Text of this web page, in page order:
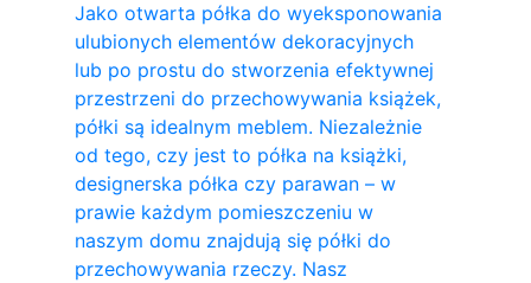
Jako otwarta półka do wyeksponowania
ulubionych elementów dekoracyjnych
lub po prostu do stworzenia efektywnej
przestrzeni do przechowywania książek,
półki są idealnym meblem. Niezależnie
od tego, czy jest to półka na książki,
designerska półka czy parawan – w
prawie każdym pomieszczeniu w
naszym domu znajdują się półki do
przechowywania rzeczy. Nasz